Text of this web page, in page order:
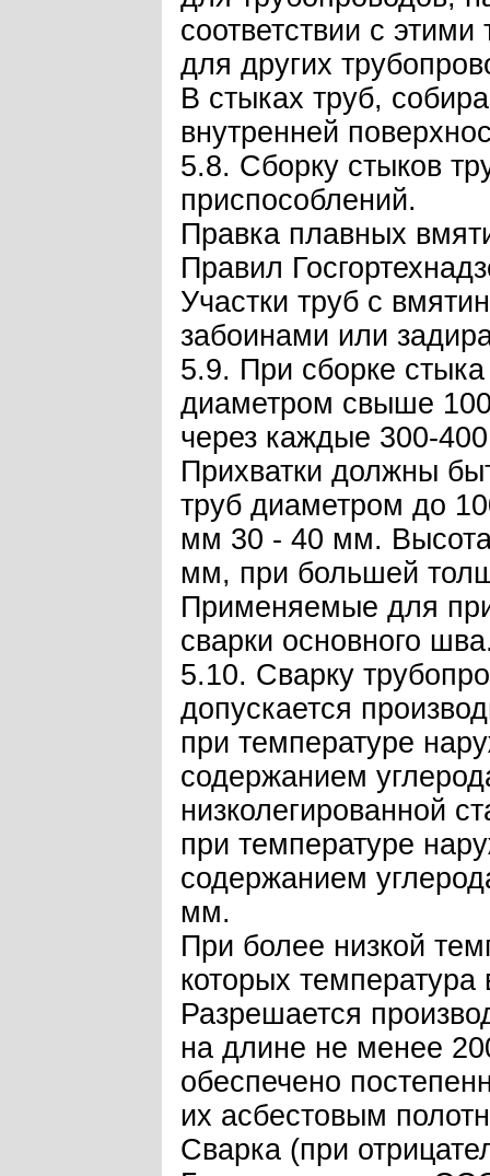
соответствии с
для других
В стыках труб,
внутренней
5.8. Сборку стыков
приспособлений.
Правка плавных
Правил
Участки труб с
забоинами или
5.9. При сборке
диаметром свыше
через каждые 300-
Прихватки должны
труб диаметром до
мм 30 - 40 мм.
мм, при большей
Применяемые для
сварки основного
5.10. Сварку
допускается
при температуре
содержанием
низколегированной
при температуре
содержанием
мм.
При более низкой
которых
Разрешается
на длине не менее
обеспечено
их асбестовым
Сварка (при